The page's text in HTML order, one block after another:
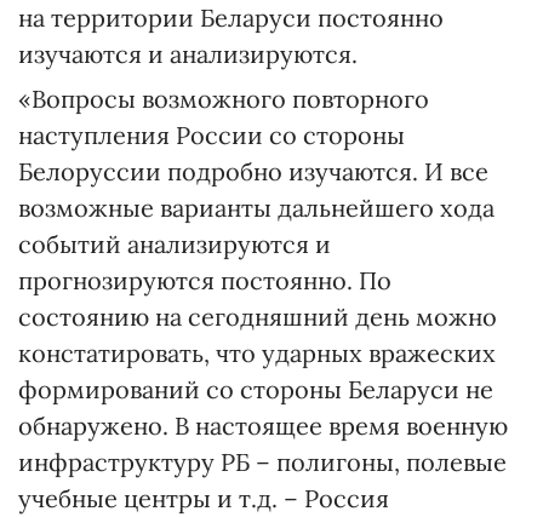
на территории Беларуси постоянно
изучаются и анализируются.
«Вопросы возможного повторного
наступления России со стороны
Белоруссии подробно изучаются. И все
возможные варианты дальнейшего хода
событий анализируются и
прогнозируются постоянно. По
состоянию на сегодняшний день можно
констатировать, что ударных вражеских
формирований со стороны Беларуси не
обнаружено. В настоящее время военную
инфраструктуру РБ – полигоны, полевые
учебные центры и т.д. – Россия